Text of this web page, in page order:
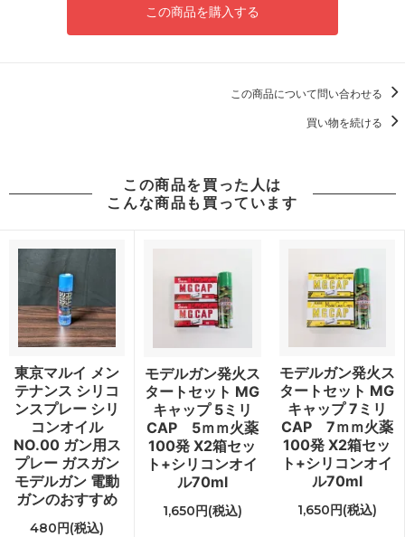
この商品を購入する
この商品について問い合わせる
買い物を続ける
この商品を買った人は
こんな商品も買っています
東京マルイ メン
テナンス シリコ
ンスプレー シリ
コンオイル
NO.00 ガン用ス
プレー ガスガン
モデルガン 電動
ガンのおすすめ
480円(税込)
モデルガン発火ス
タートセット MG
キャップ 5ミリ
CAP 5ｍｍ火薬
100発 X2箱セッ
ト+シリコンオイ
ル70ml
1,650円(税込)
モデルガン発火ス
タートセット MG
キャップ 7ミリ
CAP 7ｍｍ火薬
100発 X2箱セッ
ト+シリコンオイ
ル70ml
1,650円(税込)